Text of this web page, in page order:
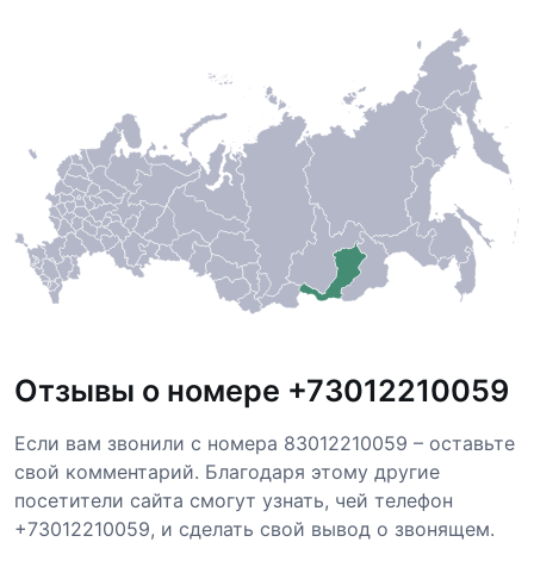
Отзывы о номере +73012210059
Если вам звонили с номера 83012210059 – оставьте
свой комментарий. Благодаря этому другие
посетители сайта смогут узнать, чей телефон
+73012210059, и сделать свой вывод о звонящем.